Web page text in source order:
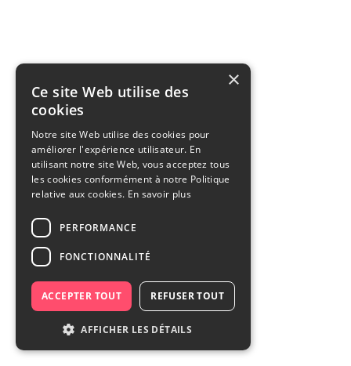
×
Ce site Web utilise des
cookies
Notre site Web utilise des cookies pour
améliorer l'expérience utilisateur. En
utilisant notre site Web, vous acceptez tous
les cookies conformément à notre Politique
relative aux cookies. En savoir plus
PERFORMANCE
FONCTIONNALITÉ
ACCEPTER TOUT REFUSER TOUT
AFFICHER LES DÉTAILS